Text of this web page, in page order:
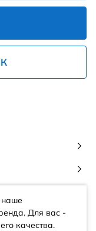
наше
Для вас -
качества.